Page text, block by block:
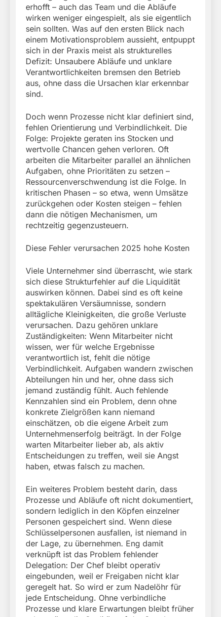
erhofft – auch das Team und die Abläufe
wirken weniger eingespielt, als sie eigentlich
sein sollten. Was auf den ersten Blick nach
einem Motivationsproblem aussieht, entpuppt
sich in der Praxis meist als strukturelles
Defizit: Unsaubere Abläufe und unklare
Verantwortlichkeiten bremsen den Betrieb
aus, ohne dass die Ursachen klar erkennbar
sind.
Doch wenn Prozesse nicht klar definiert sind,
fehlen Orientierung und Verbindlichkeit. Die
Folge: Projekte geraten ins Stocken und
wertvolle Chancen gehen verloren. Oft
arbeiten die Mitarbeiter parallel an ähnlichen
Aufgaben, ohne Prioritäten zu setzen –
Ressourcenverschwendung ist die Folge. In
kritischen Phasen – so etwa, wenn Umsätze
zurückgehen oder Kosten steigen – fehlen
dann die nötigen Mechanismen, um
rechtzeitig gegenzusteuern.
Diese Fehler verursachen 2025 hohe Kosten
Viele Unternehmer sind überrascht, wie stark
sich diese Strukturfehler auf die Liquidität
auswirken können. Dabei sind es oft keine
spektakulären Versäumnisse, sondern
alltägliche Kleinigkeiten, die große Verluste
verursachen. Dazu gehören unklare
Zuständigkeiten: Wenn Mitarbeiter nicht
wissen, wer für welche Ergebnisse
verantwortlich ist, fehlt die nötige
Verbindlichkeit. Aufgaben wandern zwischen
Abteilungen hin und her, ohne dass sich
jemand zuständig fühlt. Auch fehlende
Kennzahlen sind ein Problem, denn ohne
konkrete Zielgrößen kann niemand
einschätzen, ob die eigene Arbeit zum
Unternehmenserfolg beiträgt. In der Folge
warten Mitarbeiter lieber ab, als aktiv
Entscheidungen zu treffen, weil sie Angst
haben, etwas falsch zu machen.
Ein weiteres Problem besteht darin, dass
Prozesse und Abläufe oft nicht dokumentiert,
sondern lediglich in den Köpfen einzelner
Personen gespeichert sind. Wenn diese
Schlüsselpersonen ausfallen, ist niemand in
der Lage, zu übernehmen. Eng damit
verknüpft ist das Problem fehlender
Delegation: Der Chef bleibt operativ
eingebunden, weil er Freigaben nicht klar
geregelt hat. So wird er zum Nadelöhr für
jede Entscheidung. Ohne verbindliche
Prozesse und klare Erwartungen bleibt früher